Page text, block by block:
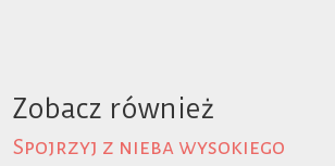
Zobacz również
Spojrzyj z nieba wysokiego